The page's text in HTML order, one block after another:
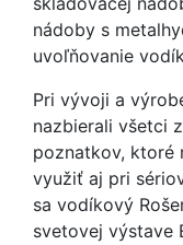
nádoby s
uvoľňovanie
Pri vývoji a
nazbierali všetci
poznatkov, ktoré
využiť aj pri
sa vodíkový
svetovej výstave